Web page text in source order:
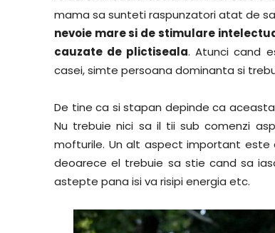
mama sa sunteti raspunzatori atat de
nevoie mare si de stimulare
cauzate de plictiseala. Atunci cand
casei, simte persoana dominanta si
De tine ca si stapan depinde ca
Nu trebuie nici sa il tii sub comenzi
mofturile. Un alt aspect important
deoarece el trebuie sa stie cand sa
astepte pana isi va risipi energia etc.